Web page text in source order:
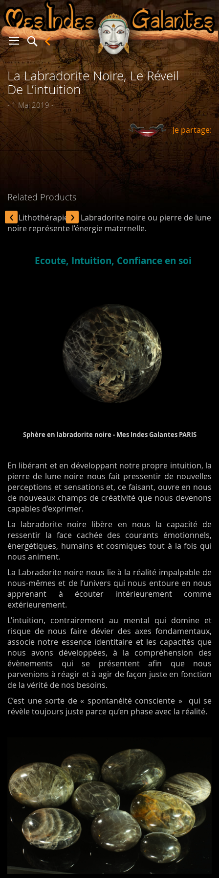
La Labradorite Noire, Le Réveil
De L’intuition
- 1 Mai 2019 -
Je partage:
Related Products
‹ ›
En Lithothérapie, la Labradorite noire ou pierre de lune
noire représente l’énergie maternelle.
Ecoute, Intuition, Confiance en soi
Sphère en labradorite noire - Mes Indes Galantes PARIS
En libérant et en développant notre propre intuition, la
pierre de lune noire nous fait pressentir de nouvelles
perceptions et sensations et, ce faisant, ouvre en nous
de nouveaux champs de créativité que nous devenons
capables d’exprimer.
La labradorite noire libère en nous la capacité de
ressentir la face cachée des courants émotionnels,
énergétiques, humains et cosmiques tout à la fois qui
nous animent.
La Labradorite noire nous lie à la réalité impalpable de
nous-mêmes et de l’univers qui nous entoure en nous
apprenant à écouter intérieurement comme
extérieurement.
L’intuition, contrairement au mental qui domine et
risque de nous faire dévier des axes fondamentaux,
associe notre essence identitaire et les capacités que
nous avons développées, à la compréhension des
évènements qui se présentent afin que nous
parvenions à réagir et à agir de façon juste en fonction
de la vérité de nos besoins.
C’est une sorte de « spontanéité consciente » qui se
révèle toujours juste parce qu’en phase avec la réalité.